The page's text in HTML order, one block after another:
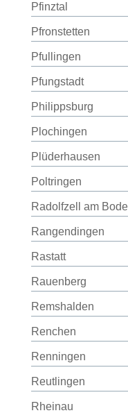
Pfinztal
Pfronstetten
Pfullingen
Pfungstadt
Philippsburg
Plochingen
Plüderhausen
Poltringen
Radolfzell am
Rangendingen
Rastatt
Rauenberg
Remshalden
Renchen
Renningen
Reutlingen
Rheinau